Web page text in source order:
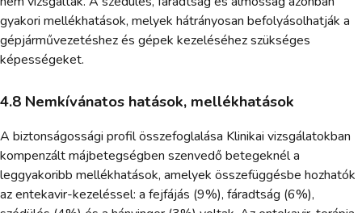
gyakori mellékhatások, melyek hátrányosan befolyásolhatják a
gépjárművezetéshez és gépek kezeléséhez szükséges
képességeket.
4.8 Nemkívánatos hatások, mellékhatások
A biztonságossági profil összefoglalása Klinikai vizsgálatokban
kompenzált májbetegségben szenvedő betegeknél a
leggyakoribb mellékhatások, amelyek összefüggésbe hozhatók
az entekavir-kezeléssel: a fejfájás (9%), fáradtság (6%),